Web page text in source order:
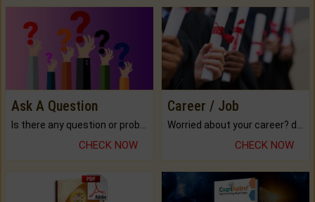
Ask A Question
Is there any question or problem lingering.
CHECK NOW
Career / Job
Worried about your career? don't know what is.
CHECK NOW